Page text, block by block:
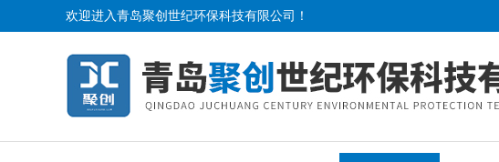
欢迎进入青岛聚创世纪环保科技有限公司！